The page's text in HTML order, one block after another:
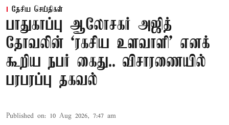
தேசிய செய்திகள்
பாதுகாப்பு ஆலோசகர் அஜித்
தோவலின் ‘ரகசிய உளவாளி’ எனக்
கூறிய நபர் கைது.. விசாரணையில்
பரபரப்பு தகவல்
Published on: 10 Aug 2026, 7:47 am